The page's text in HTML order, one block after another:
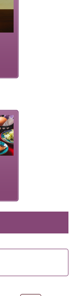
前予約制）
た和定食
素材の畳を使
ざいます。 予め
を
わ
を
・